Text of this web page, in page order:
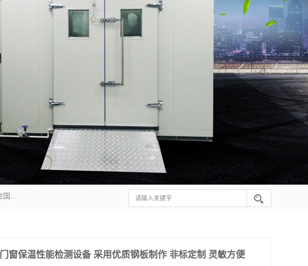
湖南兰思仪器有限公司是一家从事检测仪器研发生产销售和维修保养服务的综合型企业，产品符合国际标准可按需定制专业售前售后工程师，主要有门窗性能体验箱、门窗隔音展示箱、恒温恒湿试验箱、步入式恒温恒湿房、高低温试验箱、老化试验箱、老化试验房、恒温恒湿培养箱、水泥标准养护试验箱、电热鼓风干燥试验箱、真空干燥箱、工业烤箱、盐雾腐蚀试验箱等。
门窗保温性能检测设备 采用优质钢板制作 非标定制 灵敏方便